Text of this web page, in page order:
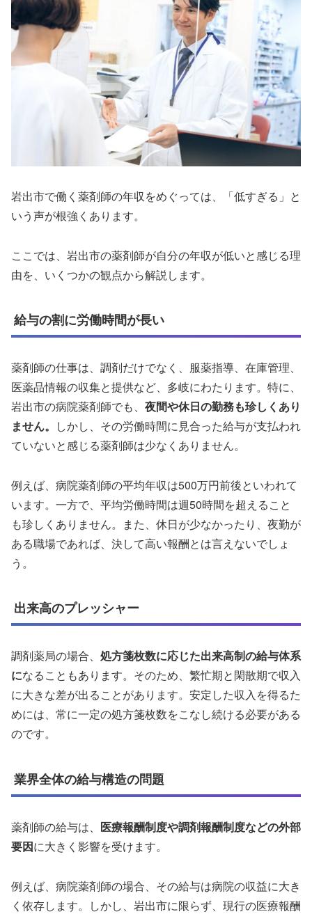
岩出市で働く薬剤師の年収をめぐっては、「低すぎる」と
いう声が根強くあります。
ここでは、岩出市の薬剤師が自分の年収が低いと感じる理
由を、いくつかの観点から解説します。
給与の割に労働時間が長い
薬剤師の仕事は、調剤だけでなく、服薬指導、在庫管理、
医薬品情報の収集と提供など、多岐にわたります。特に、
岩出市の病院薬剤師でも、 夜間や休日の勤務も珍しくあり
ません。 しかし、その労働時間に見合った給与が支払われ
ていないと感じる薬剤師は少なくありません。
例えば、病院薬剤師の平均年収は500万円前後といわれて
います。一方で、平均労働時間は週50時間を超えること
も珍しくありません。また、休日が少なかったり、夜勤が
ある職場であれば、決して高い報酬とは言えないでしょ
う。
出来高のプレッシャー
調剤薬局の場合、 処方箋枚数に応じた出来高制の給与体系
になることもあります。そのため、繁忙期と閑散期で収入
に大きな差が出ることがあります。安定した収入を得るた
めには、常に一定の処方箋枚数をこなし続ける必要がある
のです。
業界全体の給与構造の問題
薬剤師の給与は、 医療報酬制度や調剤報酬制度などの外部
要因に大きく影響を受けます。
例えば、病院薬剤師の場合、その給与は病院の収益に大き
く依存します。しかし、岩出市に限らず、現行の医療報酬